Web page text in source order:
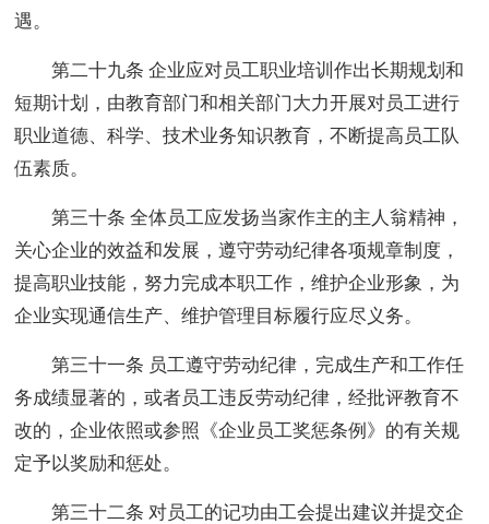
遇。
第二十九条 企业应对员工职业培训作出长期规划和
短期计划，由教育部门和相关部门大力开展对员工进行
职业道德、科学、技术业务知识教育，不断提高员工队
伍素质。
第三十条 全体员工应发扬当家作主的主人翁精神，
关心企业的效益和发展，遵守劳动纪律各项规章制度，
提高职业技能，努力完成本职工作，维护企业形象，为
企业实现通信生产、维护管理目标履行应尽义务。
第三十一条 员工遵守劳动纪律，完成生产和工作任
务成绩显著的，或者员工违反劳动纪律，经批评教育不
改的，企业依照或参照《企业员工奖惩条例》的有关规
定予以奖励和惩处。
第三十二条 对员工的记功由工会提出建议并提交企